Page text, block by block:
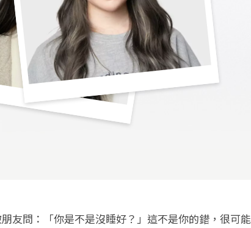
友問：「你是不是沒睡好？」這不是你的錯，很可能